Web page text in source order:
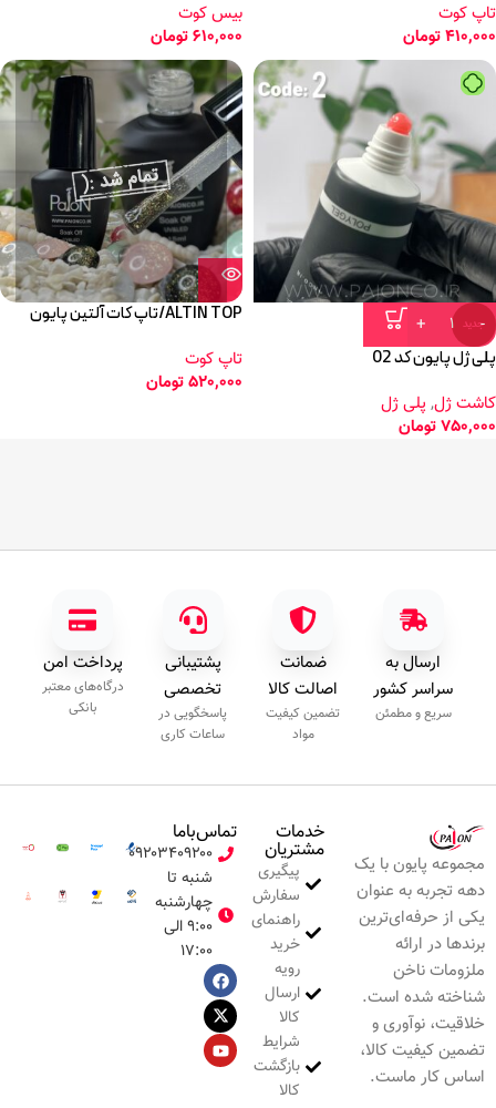
تاپ کوت
410,000تومان
بیس کوت
610,000تومان
جدید
پلی ژل پایون کد 02
کاشت ژل, پلی ژل
750,000تومان
ALTIN TOP/تاپ کات آلتین پایون
تاپ کوت
520,000تومان
ارسال به
سراسر کشور
سریع و مطمئن
ضمانت
اصالت کالا
تضمین کیفیت
مواد
پشتیبانی
تخصصی
پاسخگویی در
ساعات کاری
پرداخت امن
درگاه‌های معتبر
بانکی
مجموعه پایون با یک
دهه تجربه به عنوان
یکی از حرفه‌ای‌ترین
برندها در ارائه
ملزومات ناخن
شناخته شده است.
خلاقیت، نوآوری و
تضمین کیفیت کالا،
اساس کار ماست.
خدمات
مشتریان
پیگیری
سفارش
راهنمای
خرید
رویه
ارسال
کالا
شرایط
بازگشت
کالا
تماس‌با‌ما
۰۹۲۰۳۴۰۹۲۰۰
شنبه تا
چهارشنبه
۹:۰۰ الی
۱۷:۰۰